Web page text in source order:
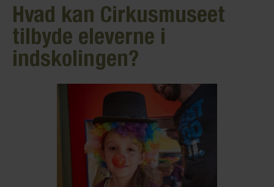
Hvad kan Cirkusmuseet
tilbyde eleverne i
indskolingen?